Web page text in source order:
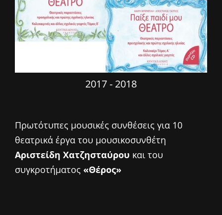
2017 - 2018
Πρωτότυπες μουσικές συνθέσεις για 10
θεατρικά έργα του μουσικοσυνθέτη
Αριστείδη Χατζησταύρου και του
συγκροτήματος «Θέρος»